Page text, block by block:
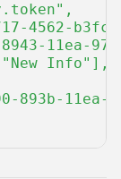
4562-
11ea-
Info"],
893b-11ea-